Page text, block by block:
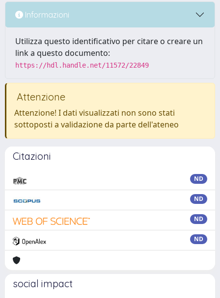
Informazioni
Utilizza questo identificativo per citare o creare un
link a questo documento:
https://hdl.handle.net/11572/22849
Attenzione
Attenzione! I dati visualizzati non sono stati
sottoposti a validazione da parte dell'ateneo
Citazioni
ND
ND
ND
ND
social impact